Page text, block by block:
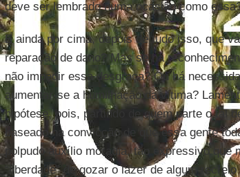
deve ser lembrado numa ocasião como
E ainda por cima, depois de tudo isso, que
reparação de dano? Mas se há
não impedir essa desgraça? Ou há
aumentar-se a humilhação da vítima?
hipótese, pois, partindo de quem parte o tal
baseado na convicção de que essa gente
polpudo auxílio moradia, tão expressivo que
“liberdade” de gozar o lazer de algum